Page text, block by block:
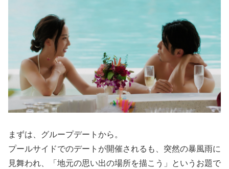
まずは、グループデートから。
プールサイドでのデートが開催されるも、突然の暴風雨に
見舞われ、「地元の思い出の場所を描こう」というお題で